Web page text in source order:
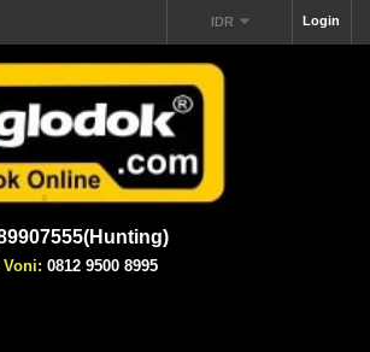
Login
IDR
Voni: 0812 9500 8995